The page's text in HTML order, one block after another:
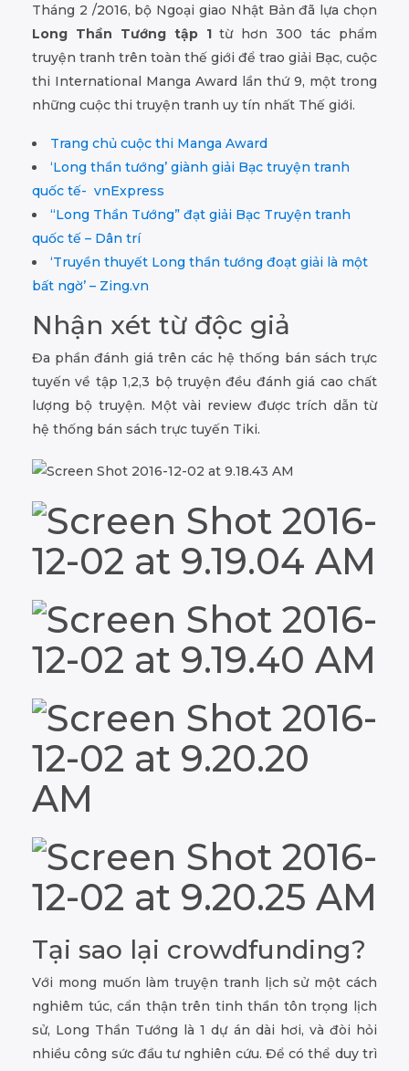
Tháng 2 /2016, bộ Ngoại giao Nhật Bản đã lựa chọn
Long Thần Tướng tập 1từ hơn 300 tác phẩm
truyện tranh trên toàn thế giới để trao giải Bạc, cuộc
thi International Manga Award lần thứ 9, một trong
những cuộc thi truyện tranh uy tín nhất Thế giới.
Trang chủ cuộc thi Manga Award
‘Long thần tướng’ giành giải Bạc truyện tranh
quốc tế- vnExpress
“Long Thần Tướng” đạt giải Bạc Truyện tranh
quốc tế – Dân trí
‘Truyền thuyết Long thần tướng đoạt giải là một
bất ngờ’ – Zing.vn
Nhận xét từ độc giả
Đa phần đánh giá trên các hệ thống bán sách trực
tuyến về tập 1,2,3 bộ truyện đều đánh giá cao chất
lượng bộ truyện. Một vài review được trích dẫn từ
hệ thống bán sách trực tuyến Tiki.
Tại sao lại crowdfunding?
Với mong muốn làm truyện tranh lịch sử một cách
nghiêm túc, cẩn thận trên tinh thần tôn trọng lịch
sử, Long Thần Tướng là 1 dự án dài hơi, và đòi hỏi
nhiều công sức đầu tư nghiên cứu. Để có thể duy trì